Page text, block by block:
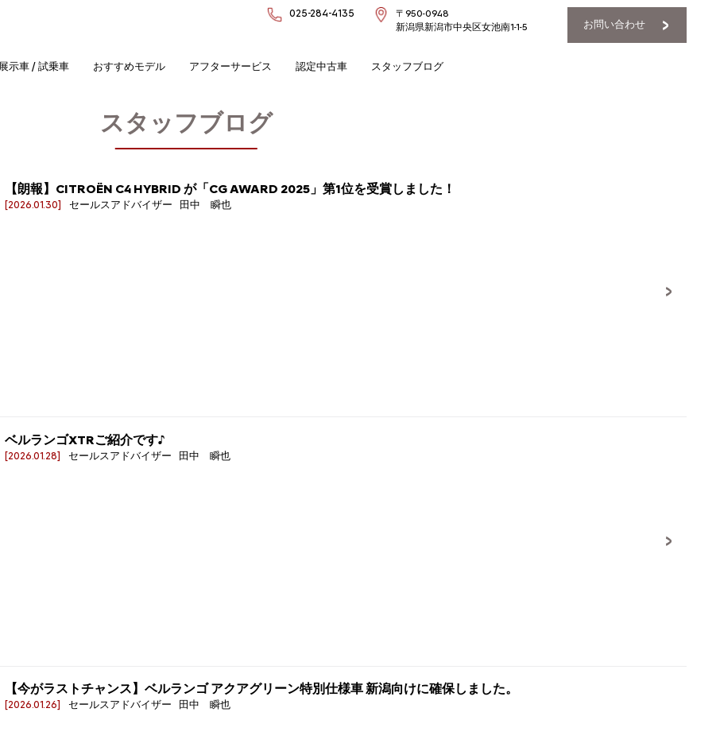
025-284-4135
〒950-0948
新潟県新潟市中央区女池南1-1-5
お問い合わせ
展示車 / 試乗車 おすすめモデル アフターサービス 認定中古車 スタッフブログ
スタッフブログ
【朗報】CITROËN C4 HYBRID が「CG AWARD 2025」第1位を受賞しました！
[2026.01.30] セールスアドバイザー 田中 瞬也
ベルランゴXTRご紹介です♪
[2026.01.28] セールスアドバイザー 田中 瞬也
【今がラストチャンス】ベルランゴ アクアグリーン特別仕様車 新潟向けに確保しました。
[2026.01.26] セールスアドバイザー 田中 瞬也